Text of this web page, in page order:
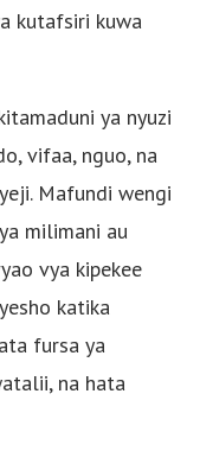
kutafsiri kuwa
ya nyuzi
vifaa, nguo, na
Mafundi wengi
milimani au
vya kipekee
katika
fursa ya
na hata